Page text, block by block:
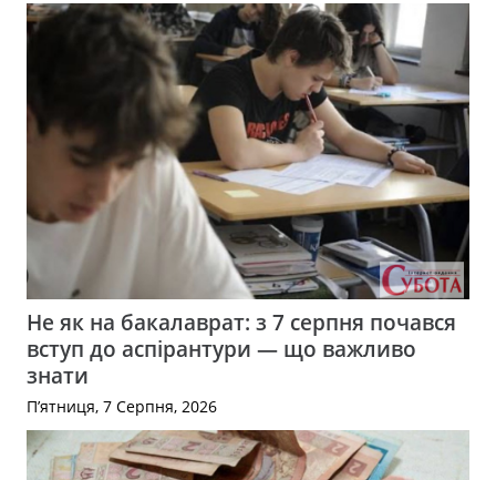
Не як на бакалаврат: з 7 серпня почався
вступ до аспірантури — що важливо
знати
П’ятниця, 7 Серпня, 2026